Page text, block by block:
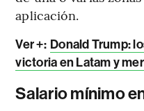
aplicación.
Ver +: Donald Trump:
victoria en Latam y
Salario mínimo